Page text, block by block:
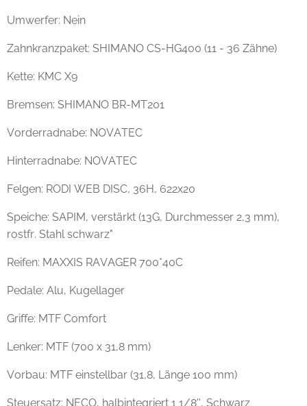
Umwerfer: Nein
Zahnkranzpaket: SHIMANO CS-HG400 (11 - 36 Zähne)
Kette: KMC X9
Bremsen: SHIMANO BR-MT201
Vorderradnabe: NOVATEC
Hinterradnabe: NOVATEC
Felgen: RODI WEB DISC, 36H, 622x20
Speiche: SAPIM, verstärkt (13G, Durchmesser 2,3 mm),
rostfr. Stahl schwarz"
Reifen: MAXXIS RAVAGER 700*40C
Pedale: Alu, Kugellager
Griffe: MTF Comfort
Lenker: MTF (700 x 31,8 mm)
Vorbau: MTF einstellbar (31,8, Länge 100 mm)
Steuersatz: NECO, halbintegriert 1 1/8'', Schwarz